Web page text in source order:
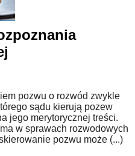
pozwu o rozwód zwykle
sądu kierują pozew
jego merytorycznej treści.
w sprawach rozwodowych
pozwu może (...)